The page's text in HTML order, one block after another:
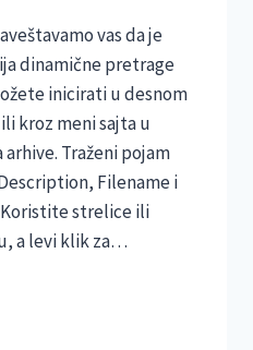
vas da je
dinamične pretrage
inicirati u desnom
kroz meni sajta u
Traženi pojam
Filename i
Koristite strelice ili
a levi klik za…